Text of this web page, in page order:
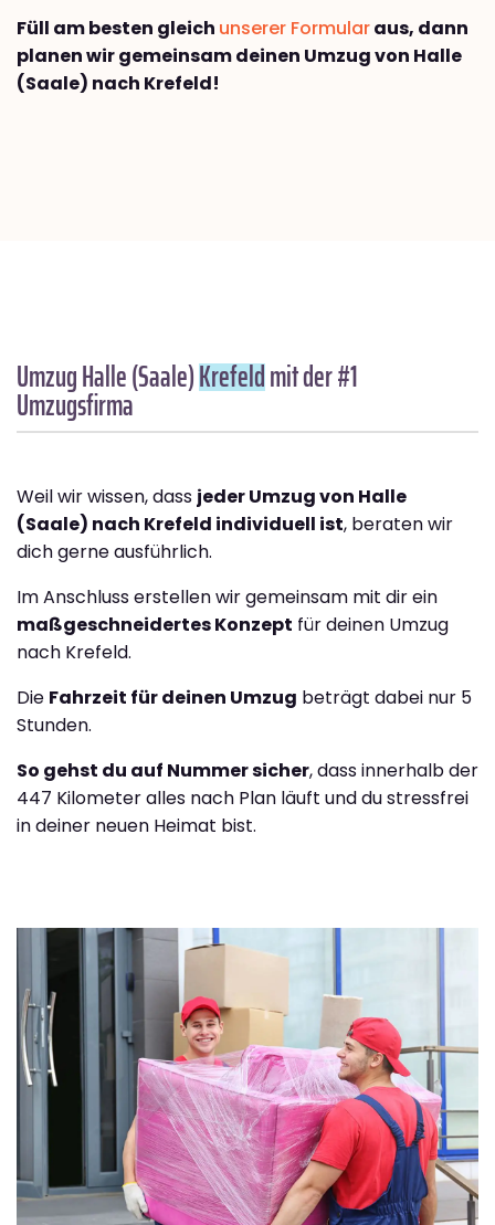
Füll am besten gleich unserer Formularaus, dann
planen wir gemeinsam deinen Umzug von Halle
(Saale) nach Krefeld!
Umzug Halle (Saale)Krefeldmit der #1
Umzugsfirma
Weil wir wissen, dass jeder Umzug von Halle
(Saale) nach Krefeld individuell ist, beraten wir
dich gerne ausführlich.
Im Anschluss erstellen wir gemeinsam mit dir ein
maßgeschneidertes Konzept für deinen Umzug
nach Krefeld.
Die Fahrzeit für deinen Umzug beträgt dabei nur 5
Stunden.
So gehst du auf Nummer sicher, dass innerhalb der
447 Kilometer alles nach Plan läuft und du stressfrei
in deiner neuen Heimat bist.